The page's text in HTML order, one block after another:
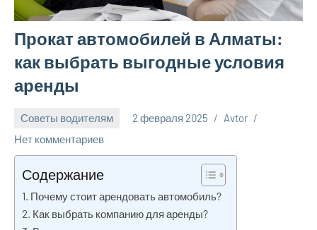
Прокат автомобилей в Алматы:
как выбрать выгодные условия
аренды
Советы водителям 2 февраля 2025
Avtor
Нет комментариев
Содержание
Почему стоит арендовать автомобиль?
Как выбрать компанию для аренды?